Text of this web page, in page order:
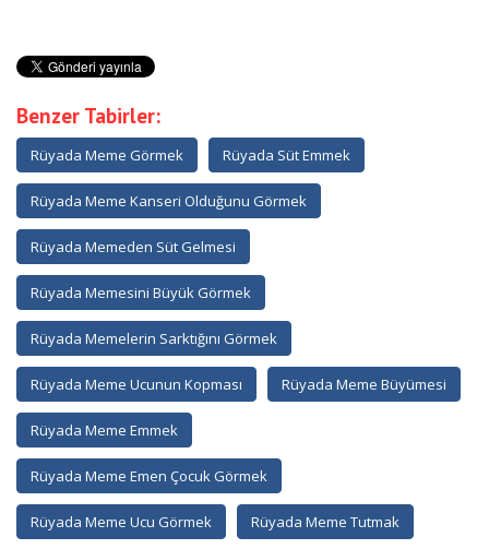
Benzer Tabirler:
Rüyada Meme Görmek Rüyada Süt Emmek
Rüyada Meme Kanseri Olduğunu Görmek
Rüyada Memeden Süt Gelmesi
Rüyada Memesini Büyük Görmek
Rüyada Memelerin Sarktığını Görmek
Rüyada Meme Ucunun Kopması Rüyada Meme Büyümesi
Rüyada Meme Emmek
Rüyada Meme Emen Çocuk Görmek
Rüyada Meme Ucu Görmek Rüyada Meme Tutmak